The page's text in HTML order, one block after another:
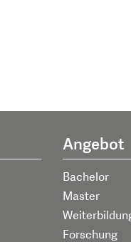
Angebot
Bachelor
Master
Forschung